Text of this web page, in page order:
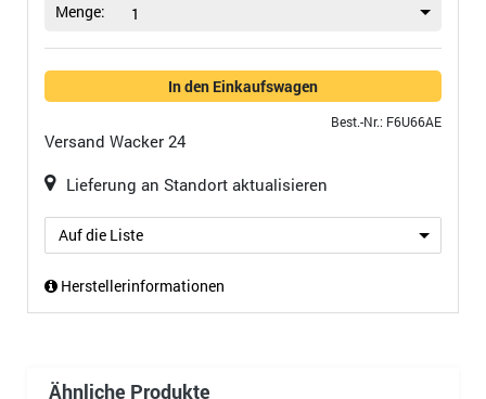
Menge: 1
In den Einkaufswagen
Best.-Nr.: F6U66AE
Versand Wacker 24
Lieferung an Standort aktualisieren
Auf die Liste
Herstellerinformationen
Ähnliche Produkte